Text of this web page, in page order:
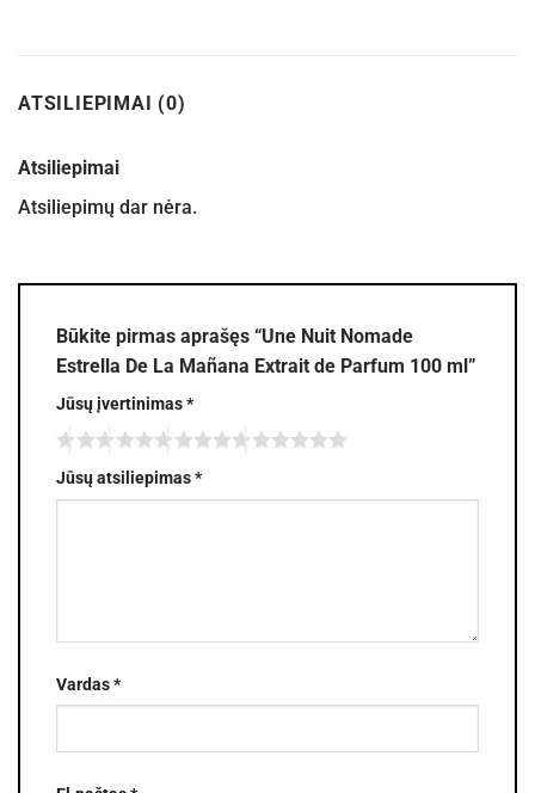
ATSILIEPIMAI (0)
Atsiliepimai
Atsiliepimų dar nėra.
Būkite pirmas aprašęs “Une Nuit Nomade
Estrella De La Mañana Extrait de Parfum 100 ml”
Jūsų įvertinimas*
Jūsų atsiliepimas*
Vardas*